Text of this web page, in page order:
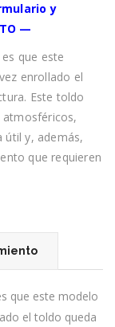
y
—
que este
enrollado el
Este toldo
atmosféricos,
útil y, además,
que requieren
que este modelo
el toldo queda